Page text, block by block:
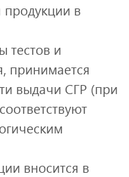
продукции в
тестов и
принимается
выдачи СГР (при
вносится в